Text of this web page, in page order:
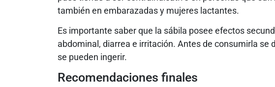
también en embarazadas y mujeres lactantes.
Es importante saber que la sábila posee efectos
abdominal, diarrea e irritación. Antes de consumirla se
se pueden ingerir.
Recomendaciones finales